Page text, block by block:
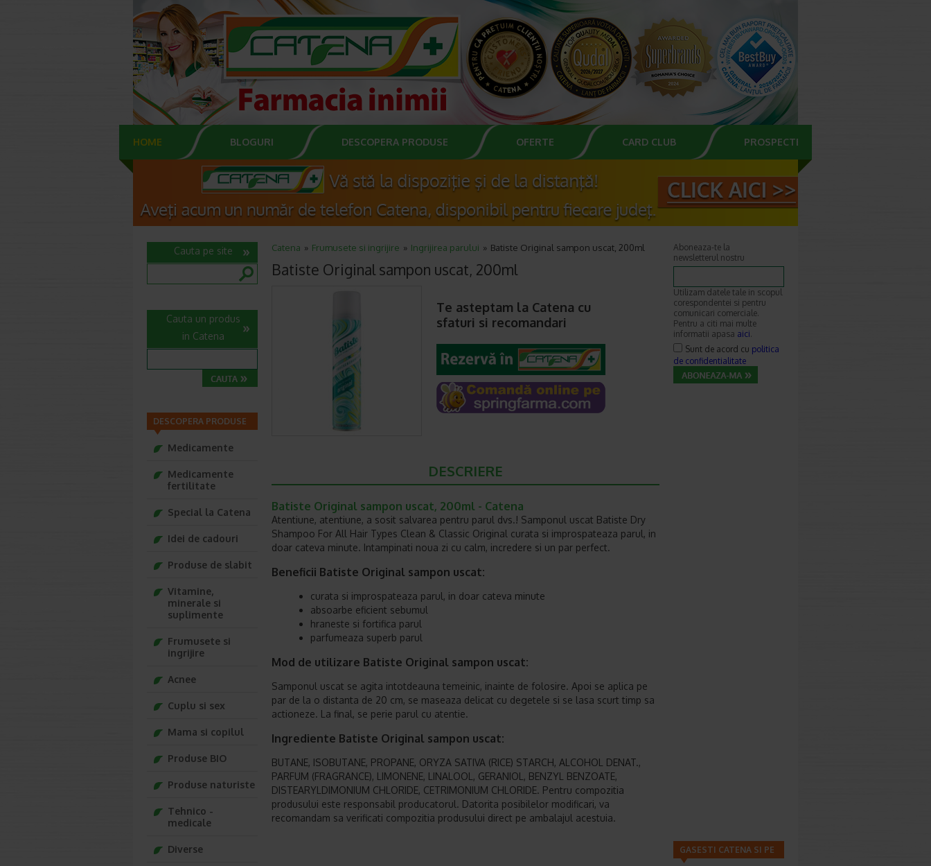
HOME BLOGURI DESCOPERA PRODUSE OFERTE CARD CLUB PROSPECTE
Catena Frumusete si ingrijire Ingrijirea parului Batiste Original sampon uscat, 200ml
Batiste Original sampon uscat, 200ml
Te asteptam la Catena cu
sfaturi si recomandari
DESCRIERE
Batiste Original sampon uscat, 200ml - Catena
Atentiune, atentiune, a sosit salvarea pentru parul dvs.! Samponul uscat Batiste Dry
Shampoo For All Hair Types Clean & Classic Original curata si improspateaza parul, in
doar cateva minute. Intampinati noua zi cu calm, incredere si un par perfect.
Beneficii Batiste Original sampon uscat:
curata si improspateaza parul, in doar cateva minute
absoarbe eficient sebumul
hraneste si fortifica parul
parfumeaza superb parul
Mod de utilizare Batiste Original sampon uscat:
Samponul uscat se agita intotdeauna temeinic, inainte de folosire. Apoi se aplica pe
par de la o distanta de 20 cm, se maseaza delicat cu degetele si se lasa scurt timp sa
actioneze. La final, se perie parul cu atentie.
Ingrediente Batiste Original sampon uscat:
BUTANE, ISOBUTANE, PROPANE, ORYZA SATIVA (RICE) STARCH, ALCOHOL DENAT.,
PARFUM (FRAGRANCE), LIMONENE, LINALOOL, GERANIOL, BENZYL BENZOATE,
DISTEARYLDIMONIUM CHLORIDE, CETRIMONIUM CHLORIDE. Pentru compozitia
produsului este responsabil producatorul. Datorita posibilelor modificari, va
recomandam sa verificati compozitia produsului direct pe ambalajul acestuia.
Cauta pe site
Cauta un produs
in Catena
DESCOPERA PRODUSE
Medicamente
Medicamente
fertilitate
Special la Catena
Idei de cadouri
Produse de slabit
Vitamine,
minerale si
suplimente
Frumusete si
ingrijire
Acnee
Cuplu si sex
Mama si copilul
Produse BIO
Produse naturiste
Tehnico -
medicale
Diverse
Aboneaza-te la
newsletterul nostru
Utilizam datele tale in scopul
corespondentei si pentru
comunicari comerciale.
Pentru a citi mai multe
informatii apasa aici.
Sunt de acord cu politica
de confidentialitate
GASESTI CATENA SI PE